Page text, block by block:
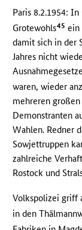
Paris 8.2.1954:
Grotewohls45 ein
damit sich in der
Jahres nicht
waren, wieder
mehreren
Demonstranten
Wahlen. Redner
Sowjettruppen
zahlreiche
Rostock und
Volkspolizei griff
in den